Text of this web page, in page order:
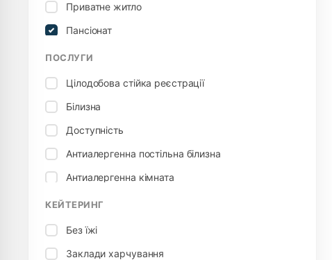
Приватне житло
Пансіонат
Гостьовий будинок
ПОСЛУГИ
Цілодобова стійка реєстрації
Білизна
Доступність
Антиалергенна постільна білизна
Антиалергенна кімната
Підключення до електромережі
Настільний теніс
Дитяче ліжко
КЕЙТЕРИНГ
Без їжі
Заклади харчування